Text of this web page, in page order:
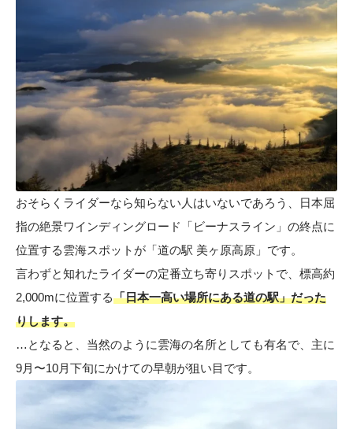
おそらくライダーなら知らない人はいないであろう、日本屈
指の絶景ワインディングロード「ビーナスライン」の終点に
位置する雲海スポットが「道の駅 美ヶ原高原」です。
言わずと知れたライダーの定番立ち寄りスポットで、標高約
2,000mに位置する「日本一高い場所にある道の駅」だった
りします。
…となると、当然のように雲海の名所としても有名で、主に
9月〜10月下旬にかけての早朝が狙い目です。